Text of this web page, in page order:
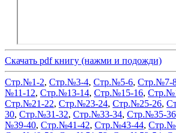
Скачать pdf книгу (нажми и подожди)
Стр.№1-2, Стр.№3-4, Стр.№5-6, Стр.№7-
№11-12, Стр.№13-14, Стр.№15-16,
Стр.№21-22, Стр.№23-24, Стр.№25-26,
30, Стр.№31-32, Стр.№33-34, Стр.№35-36
№39-40, Стр.№41-42, Стр.№43-44,